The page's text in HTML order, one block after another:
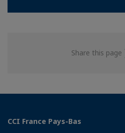
Share this page
CCI France Pays-Bas